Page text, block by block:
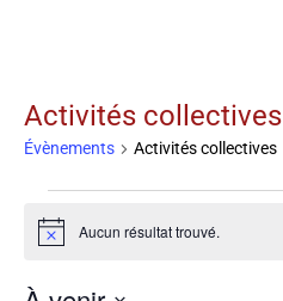
Activités collectives
Évènements Activités collectives
Notice Aucun résultat trouvé.